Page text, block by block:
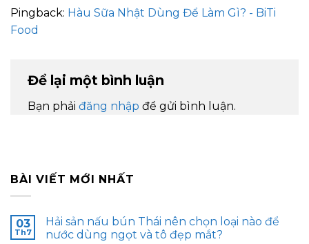
Pingback: Hàu Sữa Nhật Dùng Để Làm Gì? - BiTi
Food
Để lại một bình luận
Bạn phải đăng nhập để gửi bình luận.
BÀI VIẾT MỚI NHẤT
03
Th7
Hải sản nấu bún Thái nên chọn loại nào để
nước dùng ngọt và tô đẹp mắt?